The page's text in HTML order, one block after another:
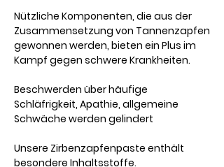
Nützliche Komponenten, die aus der
Zusammensetzung von Tannenzapfen
gewonnen werden, bieten ein Plus im
Kampf gegen schwere Krankheiten.
Beschwerden über häufige
Schläfrigkeit, Apathie, allgemeine
Schwäche werden gelindert
Unsere Zirbenzapfenpaste enthält
besondere Inhaltsstoffe.